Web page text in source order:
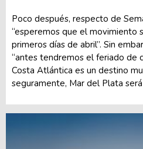
Poco después, respecto de
“esperemos que el movimiento
primeros días de abril”. Sin
“antes tendremos el feriado de
Costa Atlántica es un destino
seguramente, Mar del Plata